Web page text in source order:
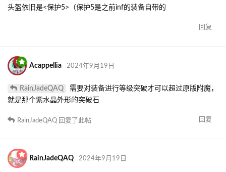
头盔依旧是<保护5>（保护5是之前inf的装备自带的
回复
Acappellia 2024年9月19日
RainJadeQAQ
需要对装备进行等级突破才可以超过原版附魔，
就是那个紫水晶外形的突破石
回复
RainJadeQAQ 回复了此帖
RainJadeQAQ 2024年9月19日